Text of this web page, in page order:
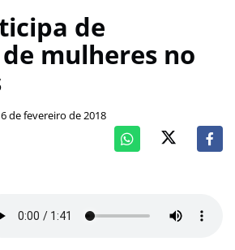
de
mulheres no
6 de fevereiro de 2018